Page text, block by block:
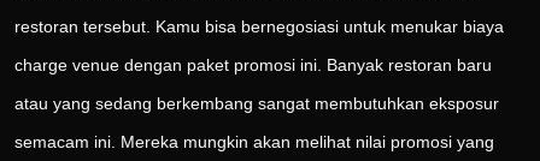
restoran tersebut. Kamu bisa bernegosiasi untuk menukar biaya
charge venue dengan paket promosi ini. Banyak restoran baru
atau yang sedang berkembang sangat membutuhkan eksposur
semacam ini. Mereka mungkin akan melihat nilai promosi yang